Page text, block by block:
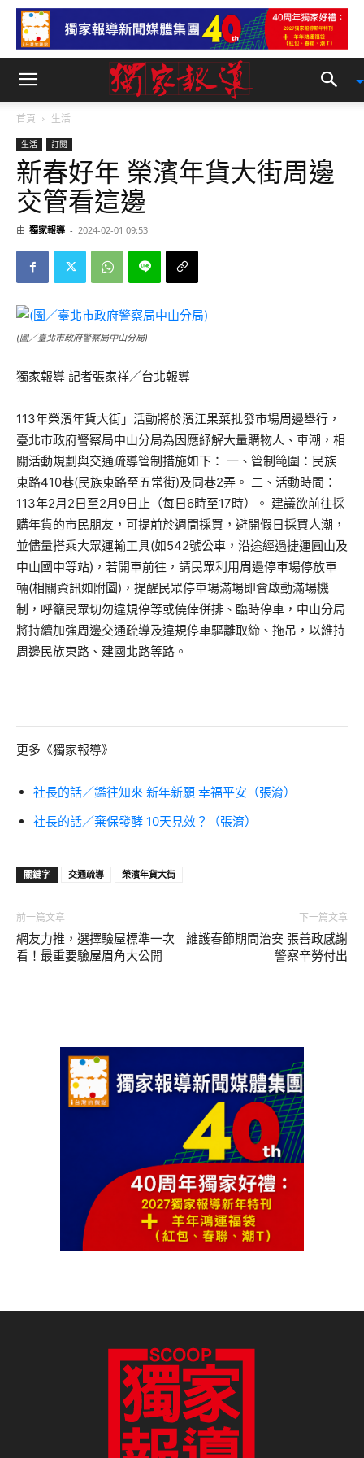
首頁 生活
生活 訂閱
新春好年 榮濱年貨大街周邊
交管看這邊
由 獨家報導 - 2024-02-01 09:53
(圖／臺北市政府警察局中山分局)
獨家報導 記者張家祥／台北報導
113年榮濱年貨大街」活動將於濱江果菜批發市場周邊舉行，
臺北市政府警察局中山分局為因應紓解大量購物人、車潮，相
關活動規劃與交通疏導管制措施如下： 一、管制範圍：民族
東路410巷(民族東路至五常街)及同巷2弄。 二、活動時間：
113年2月2日至2月9日止（每日6時至17時）。 建議欲前往採
購年貨的市民朋友，可提前於週間採買，避開假日採買人潮，
並儘量搭乘大眾運輸工具(如542號公車，沿途經過捷運圓山及
中山國中等站)，若開車前往，請民眾利用周邊停車場停放車
輛(相關資訊如附圖)，提醒民眾停車場滿場即會啟動滿場機
制，呼籲民眾切勿違規停等或僥倖併排、臨時停車，中山分局
將持續加強周邊交通疏導及違規停車驅離取締、拖吊，以維持
周邊民族東路、建國北路等路。
更多《獨家報導》
社長的話／鑑往知來 新年新願 幸福平安（張淯）
社長的話／棄保發酵 10天見效？（張淯）
關鍵字 交通疏導 榮濱年貨大街
前一篇文章
網友力推，選擇驗屋標準一次
看！最重要驗屋眉角大公開
下一篇文章
維護春節期間治安 張善政感謝
警察辛勞付出